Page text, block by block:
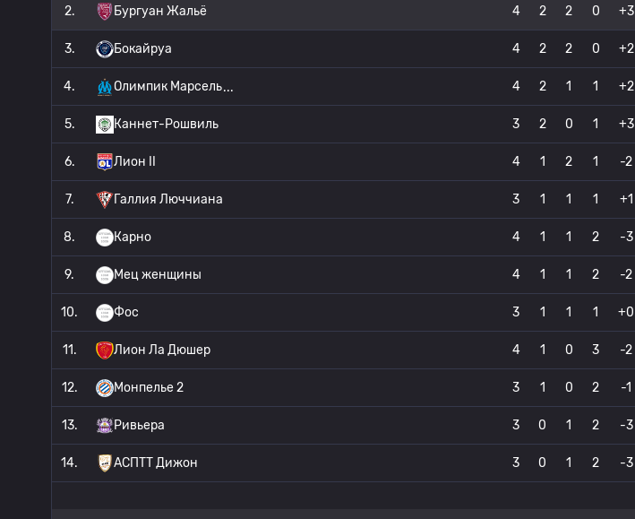
2. Бургуан Жальё 4 2 2 0 +3
3. Бокайруа 4 2 2 0 +2
4. Олимпик Марсель 4 2 1 1 +2
5. Каннет-Рошвиль 3 2 0 1 +3
6. Лион II 4 1 2 1 -2
7. Галлия Люччиана 3 1 1 1 +1
8. Карно 4 1 1 2 -3
9. Мец женщины 4 1 1 2 -2
10. Фос 3 1 1 1 +0
11. Лион Ла Дюшер 4 1 0 3 -2
12. Монпелье 2 3 1 0 2 -1
13. Ривьера 3 0 1 2 -3
14. АСПТТ Дижон 3 0 1 2 -3